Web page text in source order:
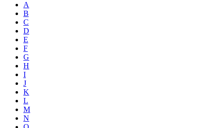
A
B
C
D
E
F
G
H
I
J
K
L
M
N